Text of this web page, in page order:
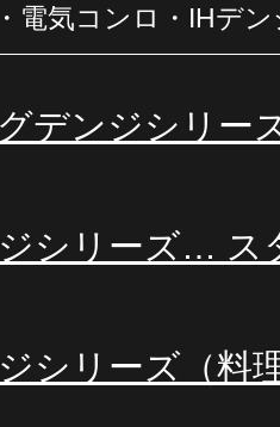
気コンロ・IHデ
デンジシリー
シリーズ… ス
シリーズ（料